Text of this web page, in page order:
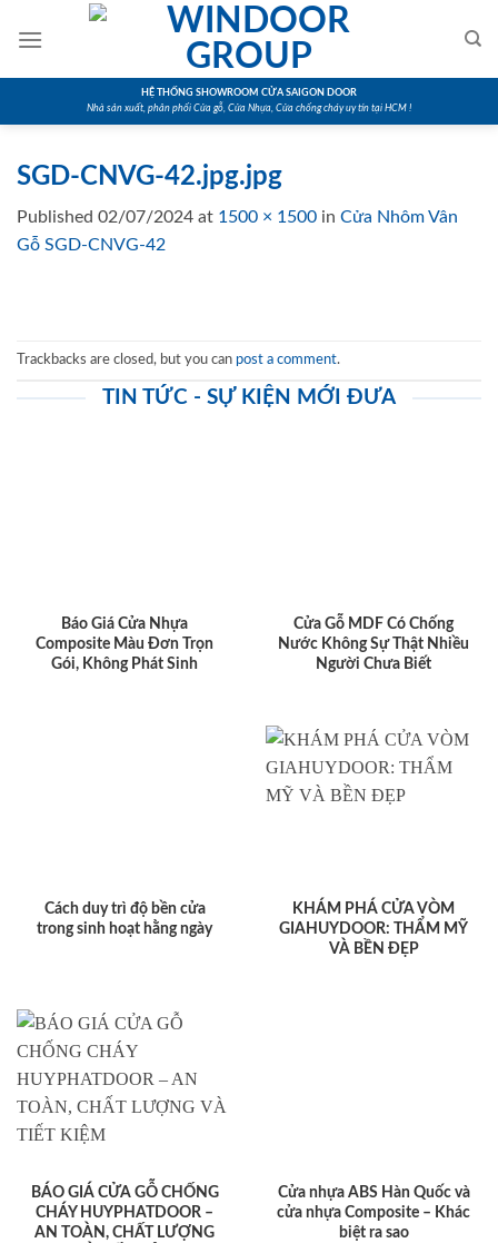
HỆ THỐNG SHOWROOM CỬA SAIGON DOOR
Nhà sản xuất, phân phối Cửa gỗ, Cửa Nhựa, Cửa chống cháy uy tín tại HCM !
SGD-CNVG-42.jpg.jpg
Published 02/07/2024 at 1500 × 1500 in Cửa Nhôm Vân
Gỗ SGD-CNVG-42
Trackbacks are closed, but you can post a comment.
TIN TỨC - SỰ KIỆN MỚI ĐƯA
Báo Giá Cửa Nhựa
Composite Màu Đơn Trọn
Gói, Không Phát Sinh
Cửa Gỗ MDF Có Chống
Nước Không Sự Thật Nhiều
Người Chưa Biết
Cách duy trì độ bền cửa
trong sinh hoạt hằng ngày
KHÁM PHÁ CỬA VÒM
GIAHUYDOOR: THẨM MỸ
VÀ BỀN ĐẸP
BÁO GIÁ CỬA GỖ CHỐNG
CHÁY HUYPHATDOOR –
AN TOÀN, CHẤT LƯỢNG
Cửa nhựa ABS Hàn Quốc và
cửa nhựa Composite – Khác
biệt ra sao